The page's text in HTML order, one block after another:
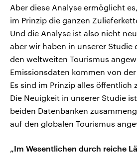
Aber diese Analyse ermöglicht
im Prinzip die ganzen
Und die Analyse ist also nicht
aber wir haben in unserer Studie
den weltweiten Tourismus
Emissionsdaten kommen von der
Es sind im Prinzip alles öffentlich
Die Neuigkeit in unserer Studie
beiden Datenbanken
auf den globalen Tourismus
„Im Wesentlichen durch reiche